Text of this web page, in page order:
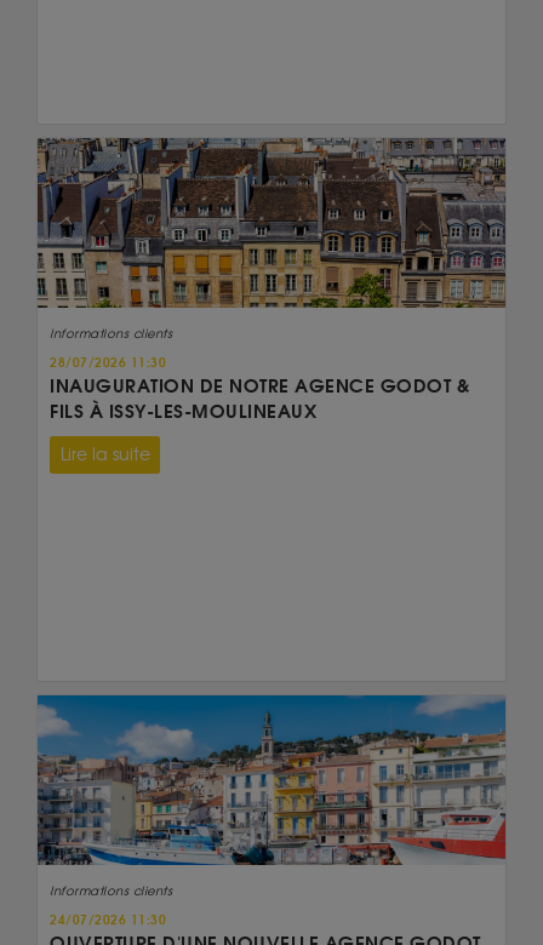
Informations clients
28/07/2026 11:30
INAUGURATION DE NOTRE AGENCE GODOT &
FILS À ISSY-LES-MOULINEAUX
Lire la suite
Informations clients
24/07/2026 11:30